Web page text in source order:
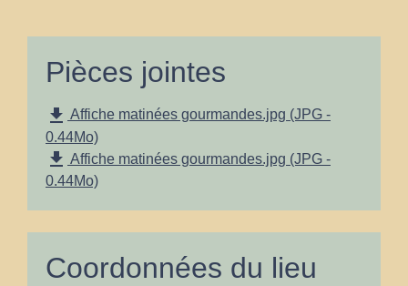
Pièces jointes
file_download Affiche matinées gourmandes.jpg (JPG -
0.44Mo)
file_download Affiche matinées gourmandes.jpg (JPG -
0.44Mo)
Coordonnées du lieu